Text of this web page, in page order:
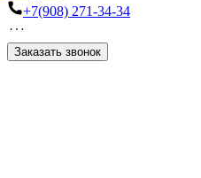
+7(908) 271-34-34
Заказать звонок